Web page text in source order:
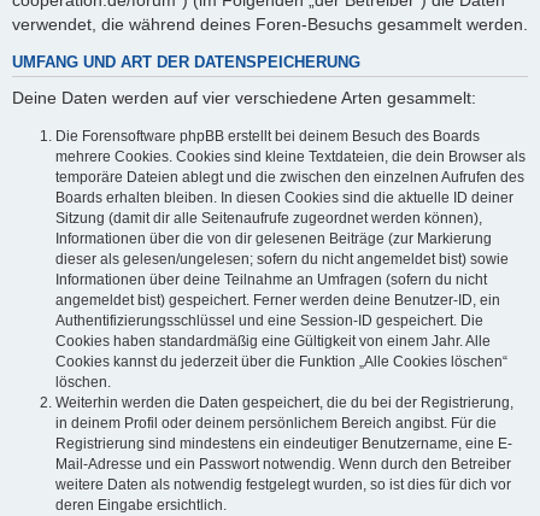
verwendet, die während deines Foren-Besuchs gesammelt werden.
UMFANG UND ART DER DATENSPEICHERUNG
Deine Daten werden auf vier verschiedene Arten gesammelt:
Die Forensoftware phpBB erstellt bei deinem Besuch des Boards
mehrere Cookies. Cookies sind kleine Textdateien, die dein Browser als
temporäre Dateien ablegt und die zwischen den einzelnen Aufrufen des
Boards erhalten bleiben. In diesen Cookies sind die aktuelle ID deiner
Sitzung (damit dir alle Seitenaufrufe zugeordnet werden können),
Informationen über die von dir gelesenen Beiträge (zur Markierung
dieser als gelesen/ungelesen; sofern du nicht angemeldet bist) sowie
Informationen über deine Teilnahme an Umfragen (sofern du nicht
angemeldet bist) gespeichert. Ferner werden deine Benutzer-ID, ein
Authentifizierungsschlüssel und eine Session-ID gespeichert. Die
Cookies haben standardmäßig eine Gültigkeit von einem Jahr. Alle
Cookies kannst du jederzeit über die Funktion „Alle Cookies löschen“
löschen.
Weiterhin werden die Daten gespeichert, die du bei der Registrierung,
in deinem Profil oder deinem persönlichem Bereich angibst. Für die
Registrierung sind mindestens ein eindeutiger Benutzername, eine E-
Mail-Adresse und ein Passwort notwendig. Wenn durch den Betreiber
weitere Daten als notwendig festgelegt wurden, so ist dies für dich vor
deren Eingabe ersichtlich.